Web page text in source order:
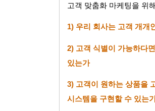
고객 맞춤화 마케팅을 위
1) 우리 회사는 고객 개개
2) 고객 식별이 가능하다
있는가
3) 고객이 원하는 상품을
시스템을 구현할 수 있는